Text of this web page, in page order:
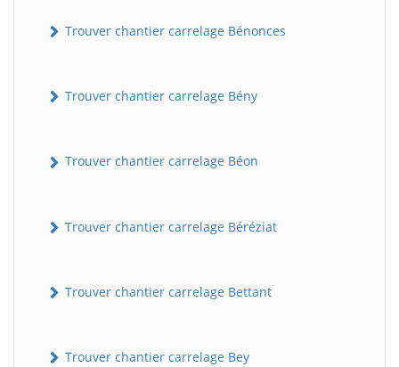
Trouver chantier carrelage Bénonces
Trouver chantier carrelage Bény
Trouver chantier carrelage Béon
Trouver chantier carrelage Béréziat
Trouver chantier carrelage Bettant
Trouver chantier carrelage Bey